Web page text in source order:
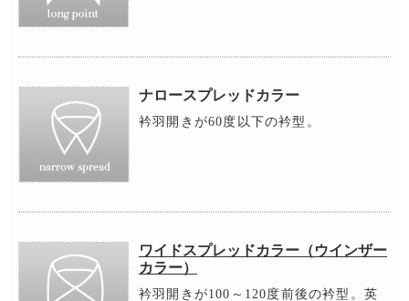
ナロースプレッドカラー
衿羽開きが60度以下の衿型。
ワイドスプレッドカラー（ウインザー
カラー）
衿羽開きが100～120度前後の衿型。英